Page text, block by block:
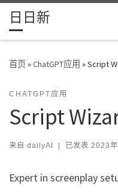
Skip to content
日日新
首页»ChatGPT应用 »Script
CHATGPT应用
Script
来自 dailyAI | 已发表 2023
Expert in screenplay